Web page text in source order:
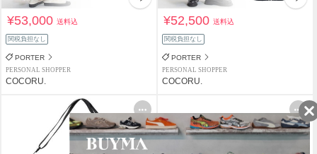
¥53,000送料込
関税負担なし
PORTER
PERSONAL SHOPPER
COCORU.
¥52,500送料込
関税負担なし
PORTER
PERSONAL SHOPPER
COCORU.